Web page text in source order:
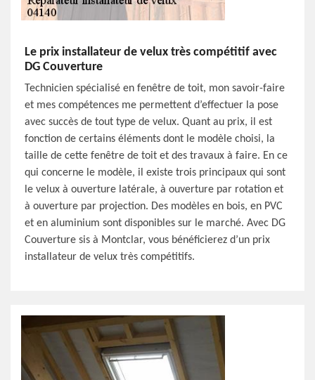
Le prix installateur de velux très compétitif avec
DG Couverture
Technicien spécialisé en fenêtre de toit, mon savoir-faire
et mes compétences me permettent d’effectuer la pose
avec succès de tout type de velux. Quant au prix, il est
fonction de certains éléments dont le modèle choisi, la
taille de cette fenêtre de toit et des travaux à faire. En ce
qui concerne le modèle, il existe trois principaux qui sont
le velux à ouverture latérale, à ouverture par rotation et
à ouverture par projection. Des modèles en bois, en PVC
et en aluminium sont disponibles sur le marché. Avec DG
Couverture sis à Montclar, vous bénéficierez d’un prix
installateur de velux très compétitifs.